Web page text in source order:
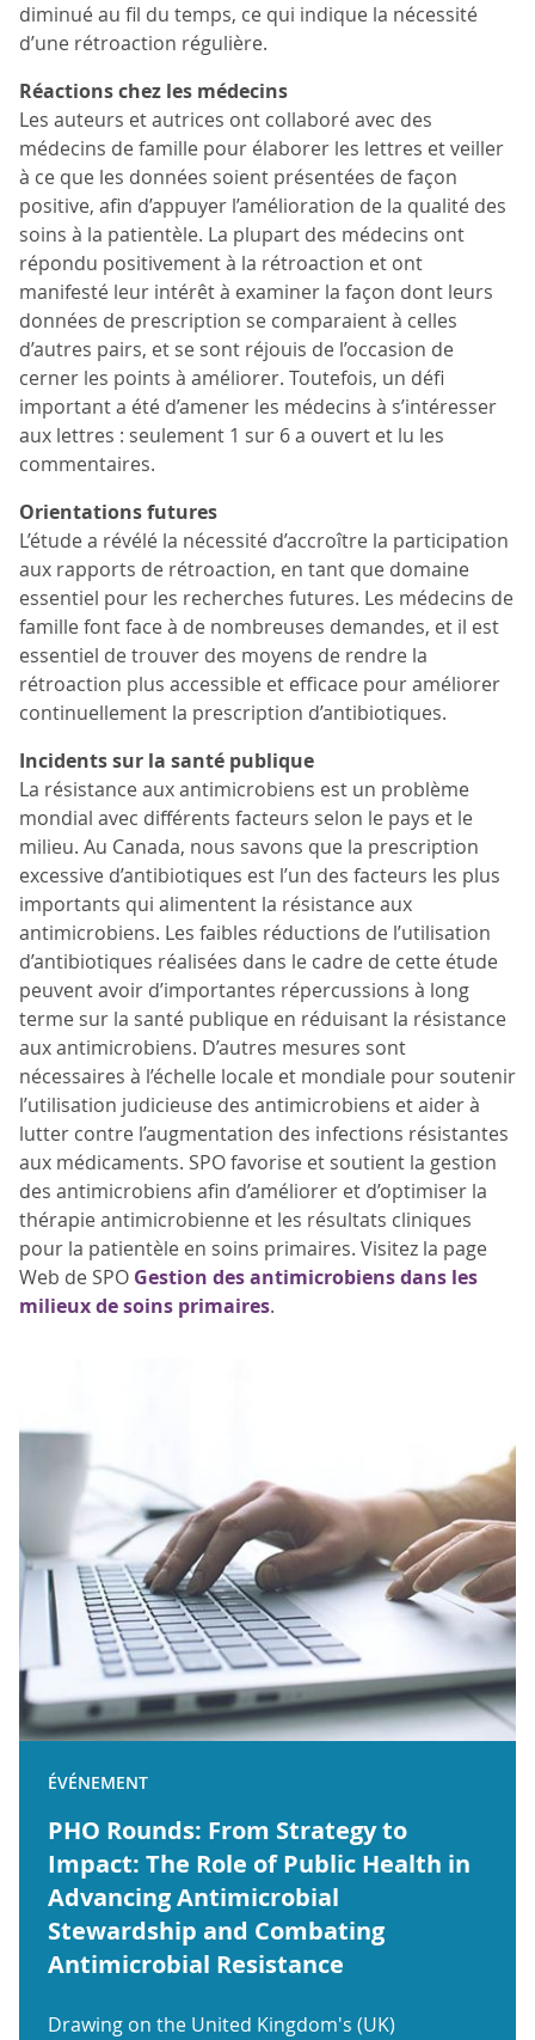
diminué au fil du temps, ce qui indique la nécessité
d’une rétroaction régulière.
Réactions chez les médecins
Les auteurs et autrices ont collaboré avec des
médecins de famille pour élaborer les lettres et veiller
à ce que les données soient présentées de façon
positive, afin d’appuyer l’amélioration de la qualité des
soins à la patientèle. La plupart des médecins ont
répondu positivement à la rétroaction et ont
manifesté leur intérêt à examiner la façon dont leurs
données de prescription se comparaient à celles
d’autres pairs, et se sont réjouis de l’occasion de
cerner les points à améliorer. Toutefois, un défi
important a été d’amener les médecins à s’intéresser
aux lettres : seulement 1 sur 6 a ouvert et lu les
commentaires.
Orientations futures
L’étude a révélé la nécessité d’accroître la participation
aux rapports de rétroaction, en tant que domaine
essentiel pour les recherches futures. Les médecins de
famille font face à de nombreuses demandes, et il est
essentiel de trouver des moyens de rendre la
rétroaction plus accessible et efficace pour améliorer
continuellement la prescription d’antibiotiques.
Incidents sur la santé publique
La résistance aux antimicrobiens est un problème
mondial avec différents facteurs selon le pays et le
milieu. Au Canada, nous savons que la prescription
excessive d’antibiotiques est l’un des facteurs les plus
importants qui alimentent la résistance aux
antimicrobiens. Les faibles réductions de l’utilisation
d’antibiotiques réalisées dans le cadre de cette étude
peuvent avoir d’importantes répercussions à long
terme sur la santé publique en réduisant la résistance
aux antimicrobiens. D’autres mesures sont
nécessaires à l’échelle locale et mondiale pour soutenir
l’utilisation judicieuse des antimicrobiens et aider à
lutter contre l’augmentation des infections résistantes
aux médicaments. SPO favorise et soutient la gestion
des antimicrobiens afin d’améliorer et d’optimiser la
thérapie antimicrobienne et les résultats cliniques
pour la patientèle en soins primaires. Visitez la page
Web de SPO Gestion des antimicrobiens dans les
milieux de soins primaires.
ÉVÉNEMENT
PHO Rounds: From Strategy to
Impact: The Role of Public Health in
Advancing Antimicrobial
Stewardship and Combating
Antimicrobial Resistance
Drawing on the United Kingdom's (UK)